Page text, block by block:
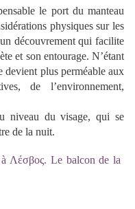
le port du manteau
physiques sur les
découvrement qui facilite
et son entourage. N’étant
devient plus perméable aux
de l’environnement,
niveau du visage, qui se
de la nuit.